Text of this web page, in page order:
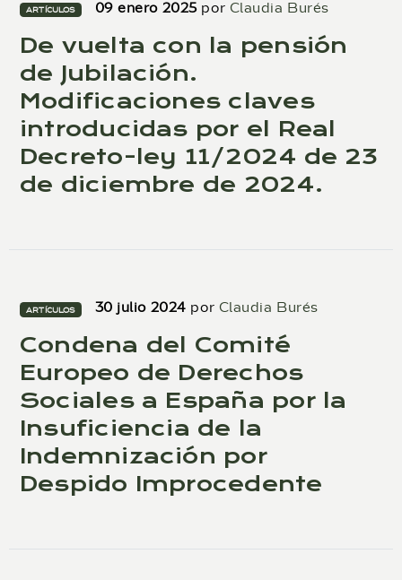
ARTÍCULOS 09 enero 2025por Claudia Burés
De vuelta con la pensión
de Jubilación.
Modificaciones claves
introducidas por el Real
Decreto-ley 11/2024 de 23
de diciembre de 2024.
ARTÍCULOS 30 julio 2024 por Claudia Burés
Condena del Comité
Europeo de Derechos
Sociales a España por la
Insuficiencia de la
Indemnización por
Despido Improcedente